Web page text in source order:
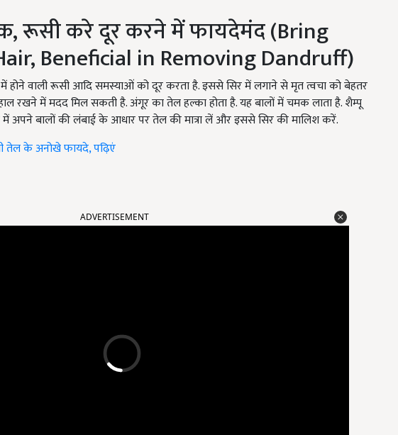
रूसी करे दूर करने में फायदेमंद (Bring
Beneficial in Removing Dandruff)
वाली रूसी आदि समस्याओं को दूर करता है. इससे सिर में लगाने से मृत त्वचा को बेहतर
रखने में मदद मिल सकती है. अंगूर का तेल हल्का होता है. यह बालों में चमक लाता है. शैम्पू
बालों की लंबाई के आधार पर तेल की मात्रा लें और इससे सिर की मालिश करें.
तेल के अनोखे फायदे, पढ़िएं